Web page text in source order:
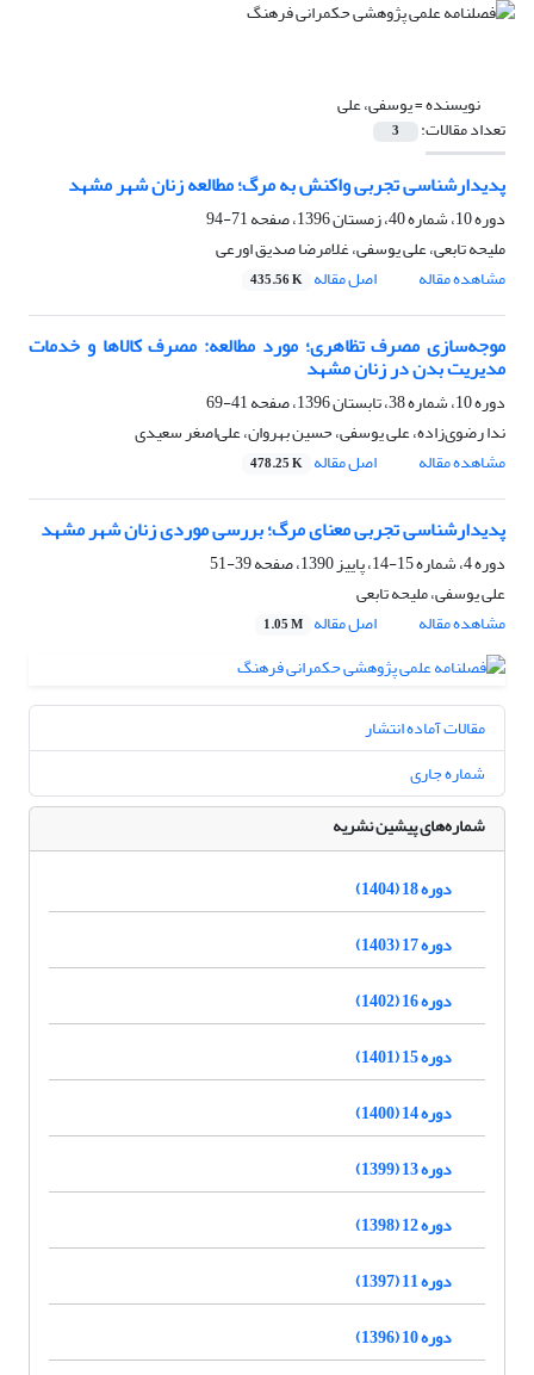
نویسنده =یوسفی، علی
تعداد مقالات: 3
پدیدارشناسی تجربی واکنش به مرگ؛ مطالعه زنان شهر مشهد
دوره 10، شماره 40، زمستان 1396، صفحه
71-94
ملیحه تابعی، علی یوسفی، غلامرضا صدیق اورعی
مشاهده مقاله
اصل مقاله 435.56 K
موجه‌سازی مصرف تظاهری؛ مورد مطالعه: مصرف کالاها و خدمات
مدیریت بدن در زنان مشهد
دوره 10، شماره 38، تابستان 1396، صفحه
41-69
ندا رضوی‌زاده، علی یوسفی، حسین بهروان، علی‌اصغر سعیدی
مشاهده مقاله
اصل مقاله 478.25 K
پدیدارشناسی تجربی معنای مرگ؛ بررسی موردی زنان شهر مشهد
دوره 4، شماره 15-14، پاییز 1390، صفحه
39-51
علی یوسفی، ملیحه تابعی
مشاهده مقاله
اصل مقاله 1.05 M
مقالات آماده انتشار
شماره جاری
شماره‌های پیشین نشریه
دوره 18 (1404)
دوره 17 (1403)
دوره 16 (1402)
دوره 15 (1401)
دوره 14 (1400)
دوره 13 (1399)
دوره 12 (1398)
دوره 11 (1397)
دوره 10 (1396)